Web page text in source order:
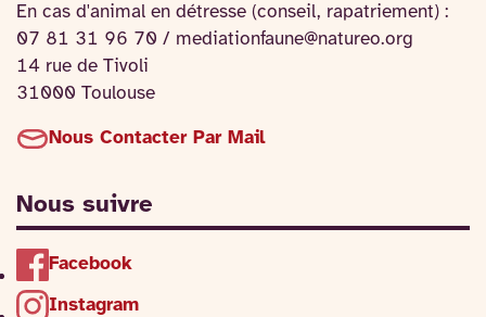
En cas d'animal en détresse (conseil, rapatriement) :
07 81 31 96 70 / mediationfaune@natureo.org
14 rue de Tivoli
31000 Toulouse
Nous Contacter Par Mail
Nous suivre
Facebook
Instagram